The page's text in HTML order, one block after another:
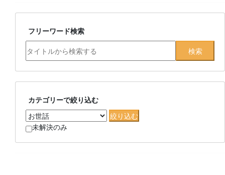
フリーワード検索
カテゴリーで絞り込む
未解決のみ